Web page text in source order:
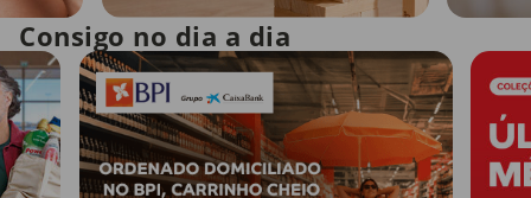
Consigo no dia a dia